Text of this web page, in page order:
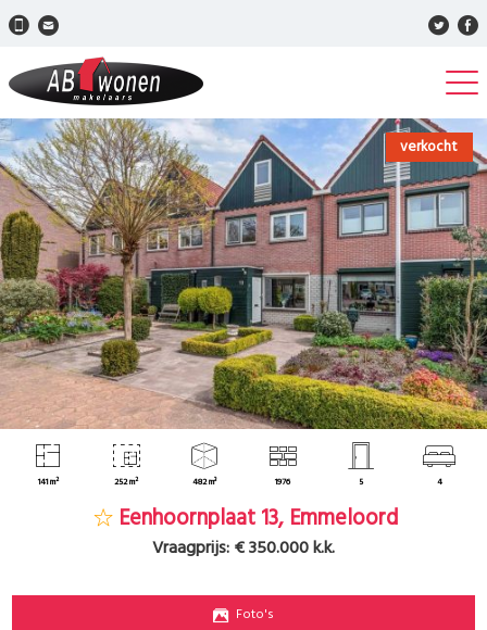
verkocht
141 m² 252 m² 482 m³ 1976 5 4
Eenhoornplaat 13, Emmeloord
Vraagprijs:€ 350.000 k.k.
Foto's